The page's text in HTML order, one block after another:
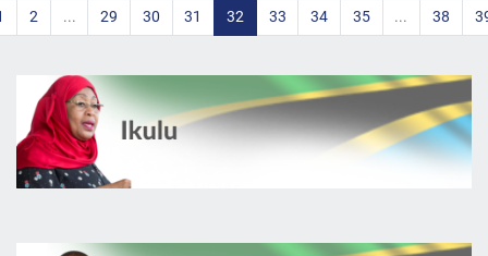
2 ... 29 30 31 32 33 34 35 ... 38